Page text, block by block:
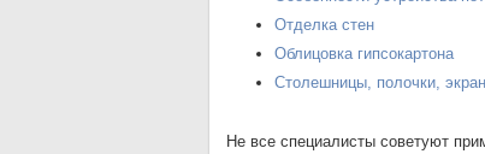
Отделка стен
Облицовка гипсокартона
Столешницы, полочки,
Не все специалисты советуют